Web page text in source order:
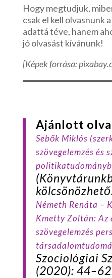
Hogy megtudjuk,
csak el kell olvasnunk
adattá téve, hanem
jó olvasást kívánunk!
[Képek forrása:
Ajánlott
Sebők Miklós
szövegelemzés és
Németh Renáta –
Kmetty Zoltán: Az
szövegelemzés
Szociológiai
(2020):